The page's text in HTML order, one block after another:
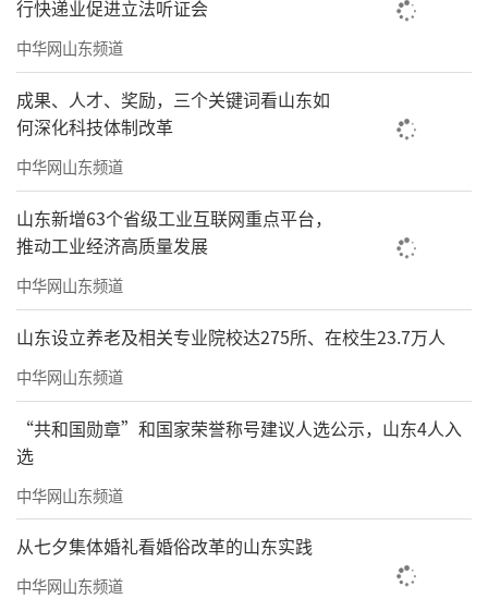
行快递业促进立法听证会
中华网山东频道
成果、人才、奖励，三个关键词看山东如
何深化科技体制改革
中华网山东频道
山东新增63个省级工业互联网重点平台，
推动工业经济高质量发展
中华网山东频道
山东设立养老及相关专业院校达275所、在校生23.7万人
中华网山东频道
“共和国勋章”和国家荣誉称号建议人选公示，山东4人入
选
中华网山东频道
从七夕集体婚礼看婚俗改革的山东实践
中华网山东频道